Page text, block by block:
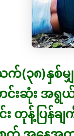
(၃၈)နှစ်မ
းဆုံး အရွယ်
း တုန့်ပြန်